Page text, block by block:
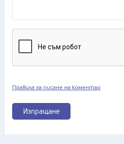
Изпращане
Правила за писане на коментар